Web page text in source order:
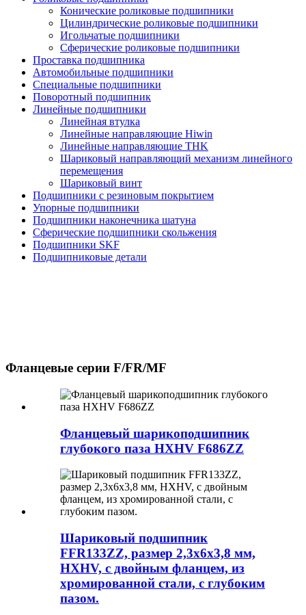
Конические роликовые подшипники
Цилиндрические роликовые подшипники
Игольчатые подшипники
Сферические роликовые подшипники
Проставка подшипника
Автомобильные подшипники
Специальные подшипники
Поворотный подшипник
Линейные подшипники
Линейная втулка
Линейные направляющие Hiwin
Линейные направляющие THK
Шариковый направляющий механизм линейного
перемещения
Шариковый винт
Подшипники с резиновым покрытием
Упорные подшипники
Подшипники наконечника шатуна
Сферические подшипники скольжения
Подшипники SKF
Подшипниковые детали
Фланцевые серии F/FR/MF
Фланцевый шарикоподшипник
глубокого паза HXHV F686ZZ
Шариковый подшипник
FFR133ZZ, размер 2,3x6x3,8 мм,
HXHV, с двойным фланцем, из
хромированной стали, с глубоким
пазом.